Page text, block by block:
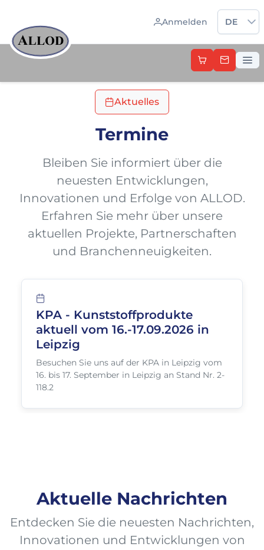
Anmelden
Sprache
DE
Aktuelles
Termine
Bleiben Sie informiert über die
neuesten Entwicklungen,
Innovationen und Erfolge von ALLOD.
Erfahren Sie mehr über unsere
aktuellen Projekte, Partnerschaften
und Branchenneuigkeiten.
KPA - Kunststoffprodukte
aktuell vom 16.-17.09.2026 in
Leipzig
Besuchen Sie uns auf der KPA in Leipzig vom
16. bis 17. September in Leipzig an Stand Nr. 2-
118.2
Aktuelle Nachrichten
Entdecken Sie die neuesten Nachrichten,
Innovationen und Entwicklungen von